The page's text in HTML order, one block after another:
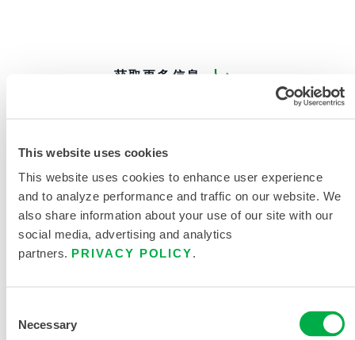
This website uses cookies
This website uses cookies to enhance user experience
and to analyze performance and traffic on our website. We
also share information about your use of our site with our
social media, advertising and analytics
partners. PRIVACY POLICY.
Selection
Necessary
获取更多信息
产品资料
CHEMMAX 2 数据表